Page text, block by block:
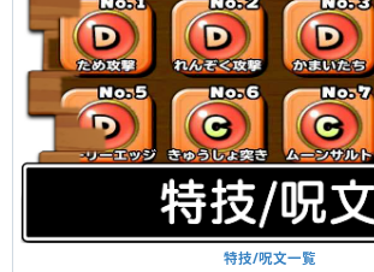
特技/呪文一覧